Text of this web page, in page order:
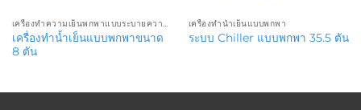
เครื่องทำความเย็นพกพาแบบระบายความร้อนด้วยอากาศ
เครื่องทำน้ำเย็นแบบพกพาขนาด
8 ตัน
เครื่องทำน้ำเย็นแบบพกพา
ระบบ Chiller แบบพกพา 35.5 ตัน